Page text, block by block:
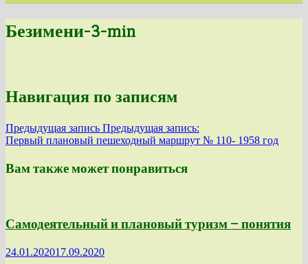
Безимени-3-min
Навигация по записям
Предыдущая запись Предыдущая запись:
Первый плановый пешеходный маршрут № 110- 1958 год
Вам также может понравиться
Самодеятельный и плановый туризм — понятия
24.01.202017.09.2020